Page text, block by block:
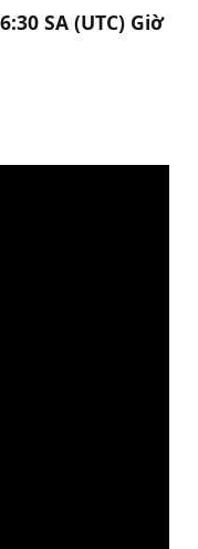
SA (UTC) Giờ